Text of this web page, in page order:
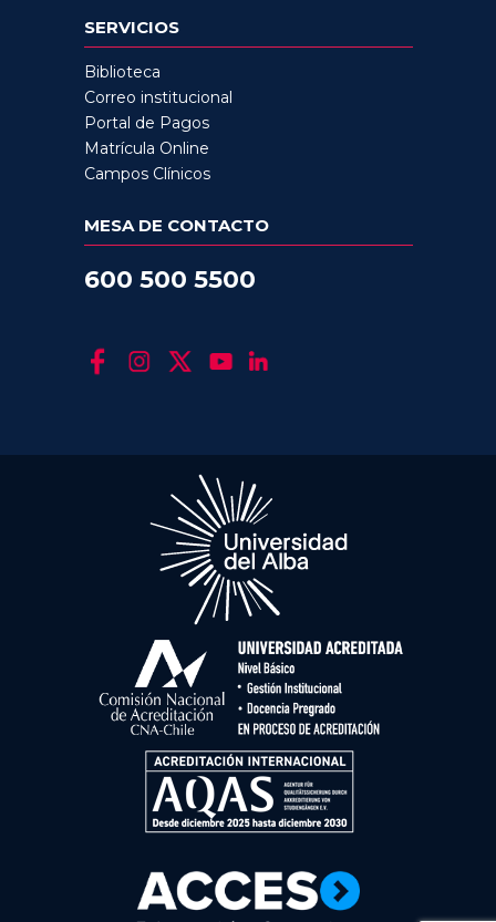
SERVICIOS
Biblioteca
Correo institucional
Portal de Pagos
Matrícula Online
Campos Clínicos
MESA DE CONTACTO
600 500 5500